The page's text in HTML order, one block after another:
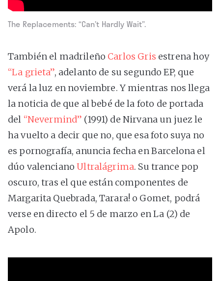
The Replacements: “Can’t Hardly Wait”.
También el madrileño Carlos Gris estrena hoy
“La grieta”, adelanto de su segundo EP, que
verá la luz en noviembre. Y mientras nos llega
la noticia de que al bebé de la foto de portada
del “Nevermind” (1991) de Nirvana un juez le
ha vuelto a decir que no, que esa foto suya no
es pornografía, anuncia fecha en Barcelona el
dúo valencianoUltralágrima. Su trance pop
oscuro, tras el que están componentes de
Margarita Quebrada, Tarara! o Gomet, podrá
verse en directo el 5 de marzo en La (2) de
Apolo.